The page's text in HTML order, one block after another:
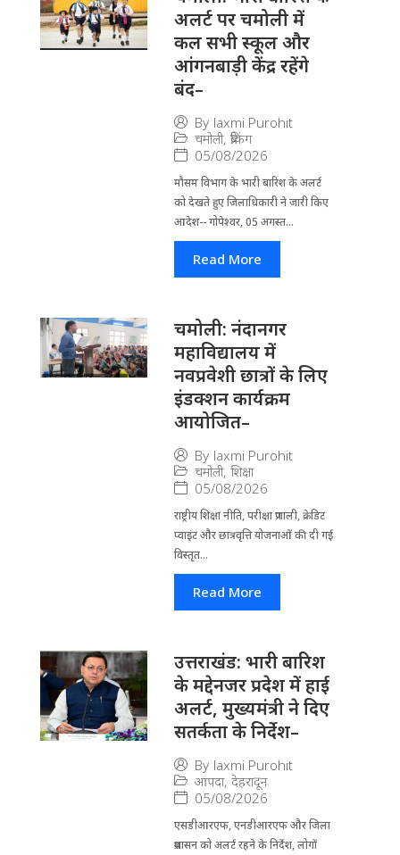
अलर्ट पर चमोली में
कल सभी स्कूल और
आंगनबाड़ी केंद्र रहेंगे
बंद–
By laxmi Purohit
चमोली, ब्रेकिंग
05/08/2026
मौसम विभाग के भारी बारिश के अलर्ट
को देखते हुए जिला​धिकारी ने जारी किए
आदेश-- गोपेश्वर, 05 अगस्त...
Read More
चमोली: नंदानगर
महाविद्यालय में
नवप्रवेशी छात्रों के लिए
इंडक्शन कार्यक्रम
आयोजित–
By laxmi Purohit
चमोली, शिक्षा
05/08/2026
राष्ट्रीय शिक्षा नीति, परीक्षा प्रणाली, क्रेडिट
प्वाइंट और छात्रवृत्ति योजनाओं की दी गई
विस्तृत...
Read More
उत्तराखंड: भारी बारिश
के मद्देनजर प्रदेश में हाई
अलर्ट, मुख्यमंत्री ने दिए
सतर्कता के निर्देश–
By laxmi Purohit
आपदा, देहरादून
05/08/2026
एसडीआरएफ, एनडीआरएफ और जिला
प्रशासन को अलर्ट रहने के निर्देश, लोगों